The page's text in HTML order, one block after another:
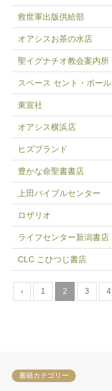
救世軍出版供給部
オアシスお茶の水店
聖イグナチオ教会案内所
スペース セント・ポール
東宣社
オアシス横浜店
ヒズブランド
豊かな命聖書書店
上田バイブルセンター
ロザリオ
ライフセンター新潟書店
CLC こひつじ書店
‹ 1 2 3 4
書籍カテゴリー